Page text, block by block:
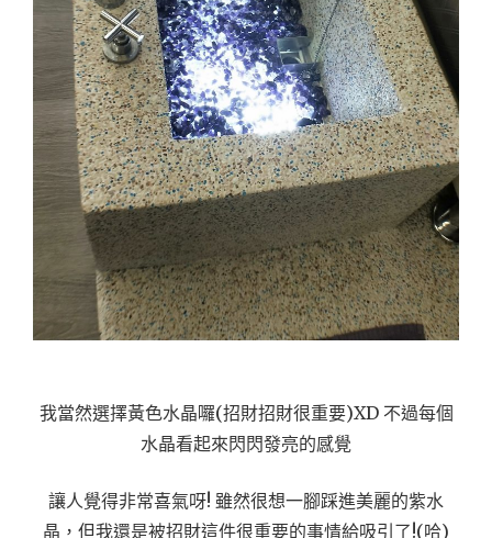
我當然選擇黃色水晶囉(招財招財很重要)XD 不過每個
水晶看起來閃閃發亮的感覺
讓人覺得非常喜氣呀! 雖然很想一腳踩進美麗的紫水
晶，但我還是被招財這件很重要的事情給吸引了!(哈)